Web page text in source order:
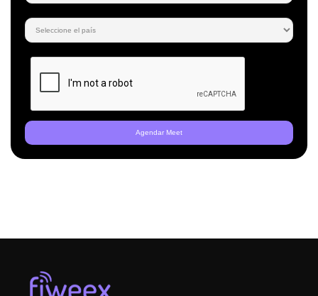
Agendar Meet